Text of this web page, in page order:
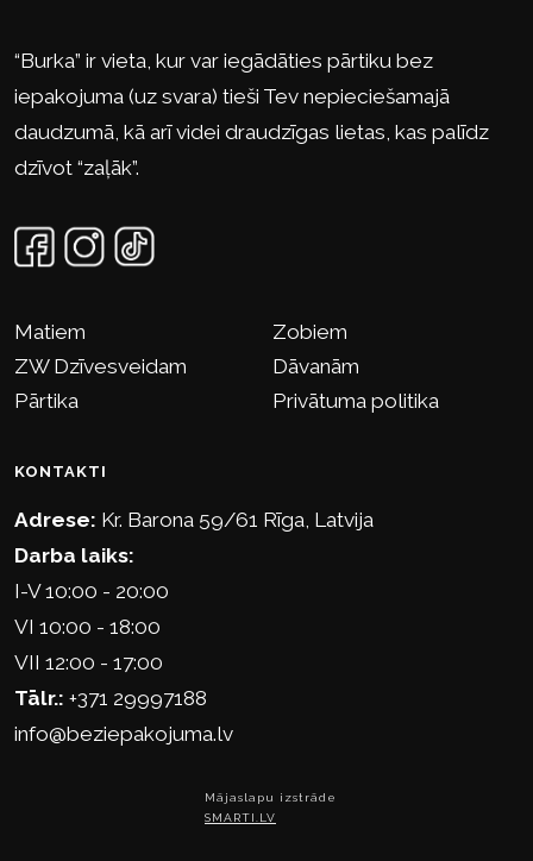
“Burka” ir vieta, kur var iegādāties pārtiku bez
iepakojuma (uz svara) tieši Tev nepieciešamajā
daudzumā, kā arī videi draudzīgas lietas, kas palīdz
dzīvot “zaļāk”.
Matiem
Zobiem
ZW Dzīvesveidam
Dāvanām
Pārtika
Privātuma politika
KONTAKTI
Adrese: Kr. Barona 59/61 Rīga, Latvija
Darba laiks:
I-V 10:00 - 20:00
VI 10:00 - 18:00
VII 12:00 - 17:00
Tālr.: +371 29997188
info@beziepakojuma.lv
Mājaslapu izstrāde
SMARTI.LV